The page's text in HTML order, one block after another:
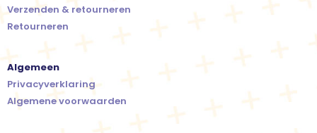
Verzenden & retourneren
Retourneren
Algemeen
Privacyverklaring
Algemene voorwaarden